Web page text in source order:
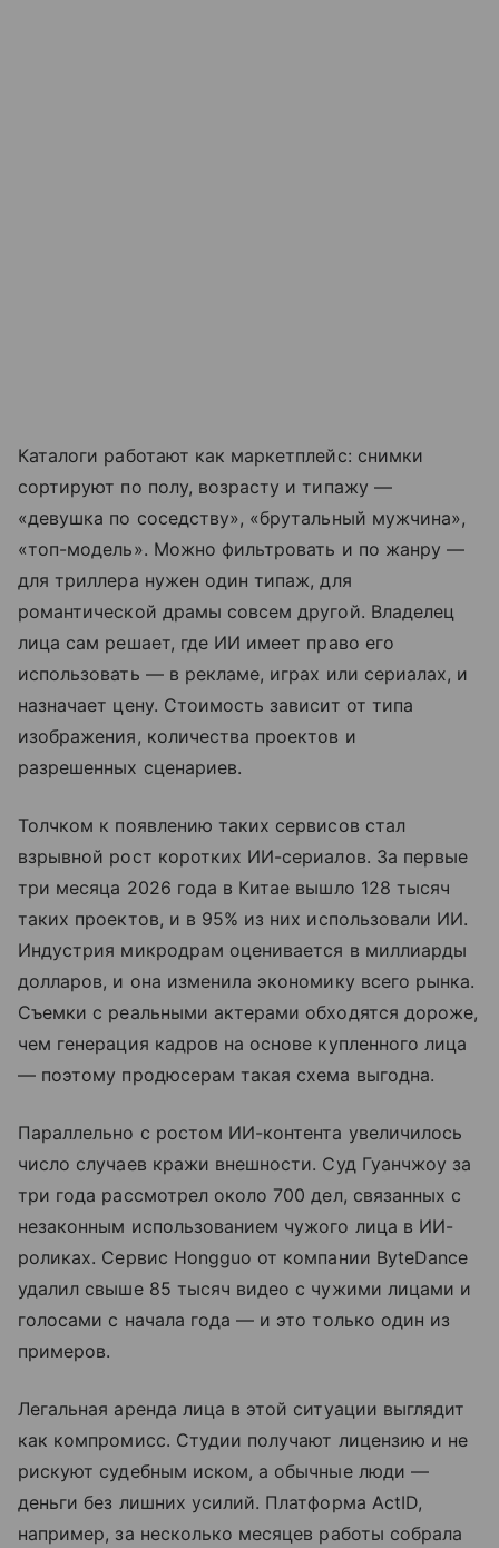
Каталоги работают как маркетплейс: снимки
сортируют по полу, возрасту и типажу —
«девушка по соседству», «брутальный мужчина»,
«топ-модель». Можно фильтровать и по жанру —
для триллера нужен один типаж, для
романтической драмы совсем другой. Владелец
лица сам решает, где ИИ имеет право его
использовать — в рекламе, играх или сериалах, и
назначает цену. Стоимость зависит от типа
изображения, количества проектов и
разрешенных сценариев.
Толчком к появлению таких сервисов стал
взрывной рост коротких ИИ-сериалов. За первые
три месяца 2026 года в Китае вышло 128 тысяч
таких проектов, и в 95% из них использовали ИИ.
Индустрия микродрам оценивается в миллиарды
долларов, и она изменила экономику всего рынка.
Съемки с реальными актерами обходятся дороже,
чем генерация кадров на основе купленного лица
— поэтому продюсерам такая схема выгодна.
Параллельно с ростом ИИ-контента увеличилось
число случаев кражи внешности. Суд Гуанчжоу за
три года рассмотрел около 700 дел, связанных с
незаконным использованием чужого лица в ИИ-
роликах. Сервис Hongguo от компании ByteDance
удалил свыше 85 тысяч видео с чужими лицами и
голосами с начала года — и это только один из
примеров.
Легальная аренда лица в этой ситуации выглядит
как компромисс. Студии получают лицензию и не
рискуют судебным иском, а обычные люди —
деньги без лишних усилий. Платформа ActID,
например, за несколько месяцев работы собрала